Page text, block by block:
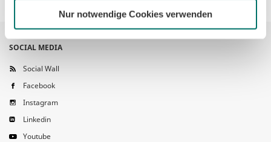
Nur notwendige Cookies verwenden
SOCIAL MEDIA
Social Wall
Facebook
Instagram
Linkedin
Youtube